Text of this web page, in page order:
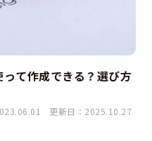
て作成できる？選び方
更新日：2025.10.27